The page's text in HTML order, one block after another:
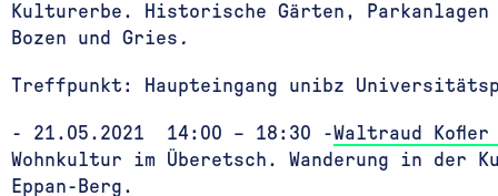
Kulturerbe. Historische Gärten, Parkanlagen
Bozen und Gries .
Treffpunkt: Haupteingang unibz
- 21.05.2021 14:00 – 18:30 -Waltraud Kofler
Wohnkultur im Überetsch. Wanderung in der
Eppan-Berg.